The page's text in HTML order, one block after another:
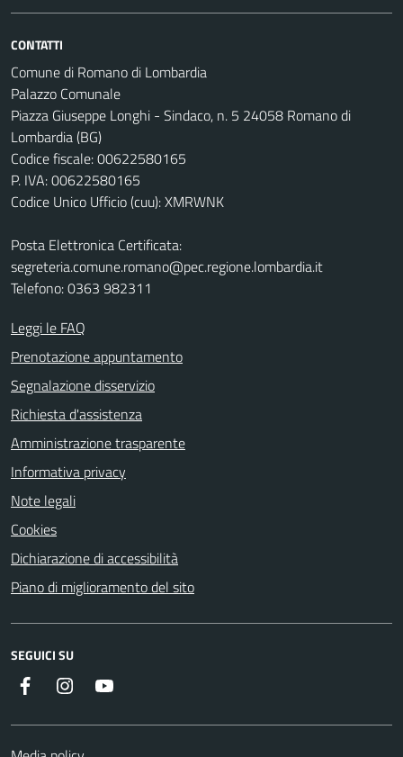
CONTATTI
Comune di Romano di Lombardia
Palazzo Comunale
Piazza Giuseppe Longhi - Sindaco, n. 5 24058 Romano di
Lombardia (BG)
Codice fiscale: 00622580165
P. IVA: 00622580165
Codice Unico Ufficio (cuu): XMRWNK
Posta Elettronica Certificata:
segreteria.comune.romano@pec.regione.lombardia.it
Telefono: 0363 982311
Leggi le FAQ
Prenotazione appuntamento
Segnalazione disservizio
Richiesta d'assistenza
Amministrazione trasparente
Informativa privacy
Note legali
Cookies
Dichiarazione di accessibilità
Piano di miglioramento del sito
SEGUICI SU
Facebook Instagram